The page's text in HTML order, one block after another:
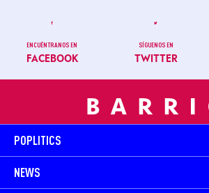
ENCUÉNTRANOS EN
FACEBOOK
SÍGUENOS EN
TWITTER
POPLITICS
NEWS